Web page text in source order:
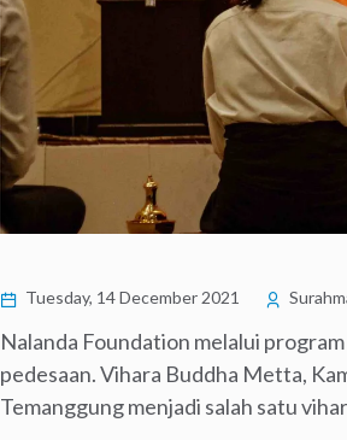
Tuesday, 14 December 2021
Nalanda Foundation melalui
pedesaan. Vihara Buddha Metta,
Temanggung menjadi salah satu